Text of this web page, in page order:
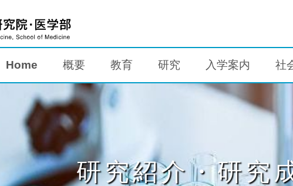
Home 概要 教育 研究 入学案内 社
研究紹介・研究